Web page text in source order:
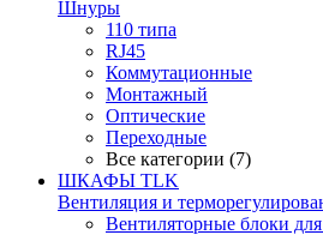
Шнуры
110 типа
RJ45
Коммутационные
Монтажный
Оптические
Переходные
Все категории (7)
ШКАФЫ TLK
Вентиляция и
Вентиляторные блоки